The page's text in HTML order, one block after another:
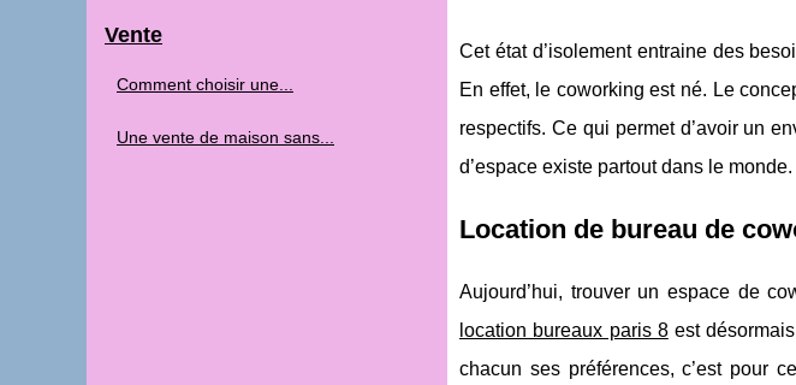
Cet état d’isolement entraine des
En effet, le coworking est né. Le
respectifs. Ce qui permet d’avoir un
d’espace existe partout dans le
Location de bureau de
Aujourd’hui, trouver un espace de
location bureaux paris 8est
chacun ses préférences, c’est pour
Vente
Comment choisir une...
Une vente de maison sans...